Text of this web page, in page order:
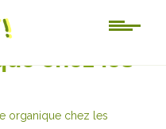
de la
chez les
organique chez les